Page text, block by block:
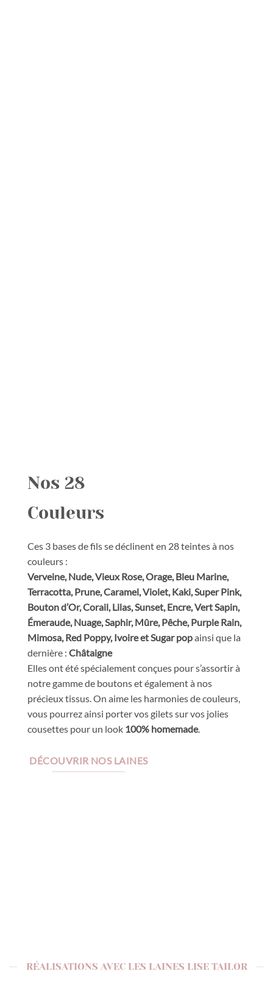
Nos 28
Couleurs
Ces 3 bases de fils se déclinent en 28 teintes à nos
couleurs :
Verveine, Nude, Vieux Rose, Orage, Bleu Marine,
Terracotta, Prune, Caramel, Violet, Kaki, Super Pink,
Bouton d’Or, Corail, Lilas, Sunset, Encre, Vert Sapin,
Émeraude, Nuage, Saphir, Mûre, Pêche, Purple Rain,
Mimosa, Red Poppy, Ivoire et Sugar popainsi que la
dernière : Châtaigne
Elles ont été spécialement conçues pour s’assortir à
notre gamme de boutons et également à nos
précieux tissus. On aime les harmonies de couleurs,
vous pourrez ainsi porter vos gilets sur vos jolies
cousettes pour un look 100% homemade.
DÉCOUVRIR NOS LAINES
RÉALISATIONS AVEC LES LAINES LISE TAILOR